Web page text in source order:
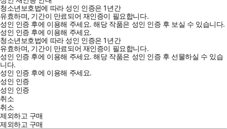
청소년보호법에 따라 성인 인증은 1년간
유효하며, 기간이 만료되어 재인증이 필요합니다.
성인 인증 후에 이용해 주세요.해당 작품은 성인 인증 후 보실 수 있습니다.
성인 인증 후에 이용해 주세요.
청소년보호법에 따라 성인 인증은 1년간
유효하며, 기간이 만료되어 재인증이 필요합니다.
성인 인증 후에 이용해 주세요.해당 작품은 성인 인증 후 선물하실 수 있습
니다.
성인 인증 후에 이용해 주세요.
성인 인증
성인 인증
취소
취소
제외하고 구매
제외하고 구매